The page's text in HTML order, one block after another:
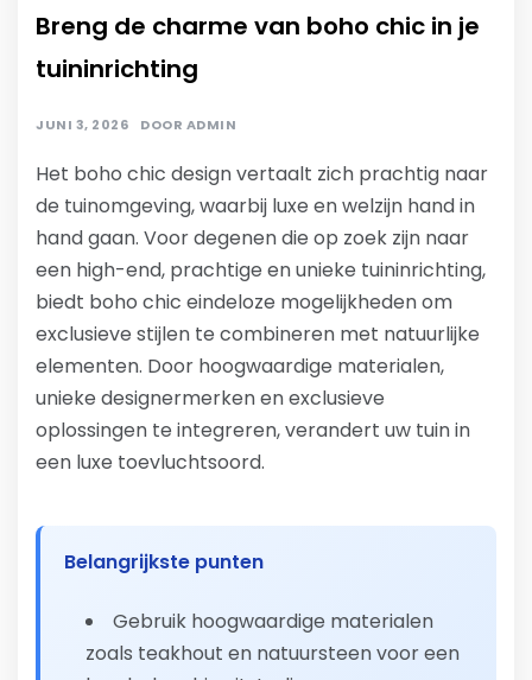
Breng de charme van boho chic in je
tuininrichting
JUNI 3, 2026 DOOR ADMIN
Het boho chic design vertaalt zich prachtig naar
de tuinomgeving, waarbij luxe en welzijn hand in
hand gaan. Voor degenen die op zoek zijn naar
een high-end, prachtige en unieke tuininrichting,
biedt boho chic eindeloze mogelijkheden om
exclusieve stijlen te combineren met natuurlijke
elementen. Door hoogwaardige materialen,
unieke designermerken en exclusieve
oplossingen te integreren, verandert uw tuin in
een luxe toevluchtsoord.
Belangrijkste punten
Gebruik hoogwaardige materialen
zoals teakhout en natuursteen voor een